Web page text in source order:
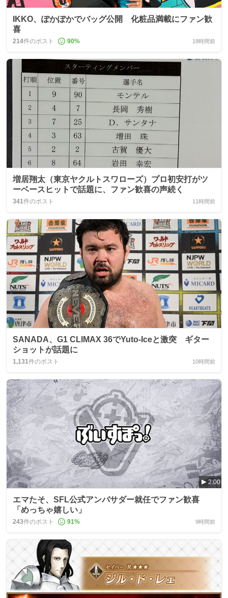
IKKO、ぽかぽかでバッグ公開 化粧品満載にファン歓
喜
214件のポスト 90% 18時間前
増居翔太（東京ヤクルトスワローズ）プロ初安打がツ
ーベースヒットで話題に、ファン歓喜の声続く
341件のポスト 11時間前
SANADA、G1 CLIMAX 36でYuto‑Iceと激突 ギター
ショットが話題に
1,131件のポスト 10時間前
2:00
エマたそ、SFL公式アンバサダー就任でファン歓喜
「めっちゃ嬉しい」
243件のポスト 91% 9時間前